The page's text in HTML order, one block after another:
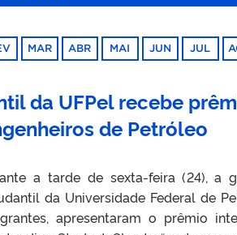
MAR ABR MAI JUN JUL
da UFPel recebe
de Petróleo
a tarde de sexta-feira (24), a
da Universidade Federal de
apresentaram o prêmio